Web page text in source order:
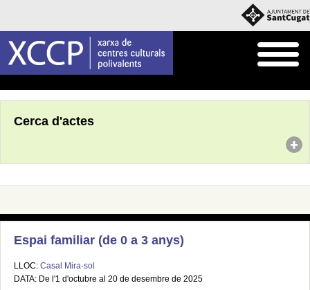
Cerca d'actes
Espai familiar (de 0 a 3 anys)
LLOC: Casal Mira-sol
DATA: De l'1 d'octubre al 20 de desembre de 2025